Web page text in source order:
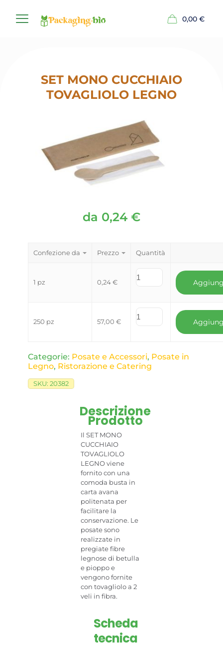
0,00 €
SET MONO CUCCHIAIO
TOVAGLIOLO LEGNO
da 0,24 €
Confezione da Prezzo Quantità
1 pz 0,24€
250 pz 57,00 €
Categorie: Posate e Accessori, Posate in
Legno, Ristorazione e Catering
SKU: 20382
Descrizione
Prodotto
Il SET MONO
CUCCHIAIO
TOVAGLIOLO
LEGNO viene
fornito con una
comoda busta in
carta avana
politenata per
facilitare la
conservazione. Le
posate sono
realizzate in
pregiate fibre
legnose di betulla
e pioppo e
vengono fornite
con tovagliolo a 2
veli in fibra.
Scheda
tecnica